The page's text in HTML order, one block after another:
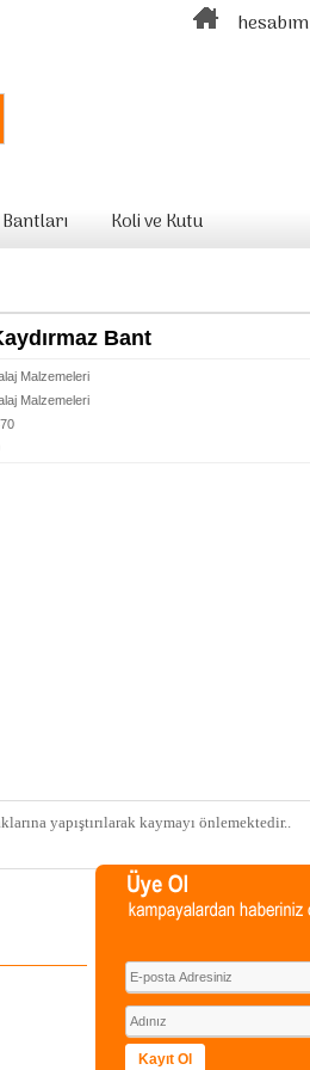
hesabım
Koli ve Kutu
Bant
Malzemeleri
Malzemeleri
yapıştırılarak kaymayı önlemektedir..
Kayıt Ol